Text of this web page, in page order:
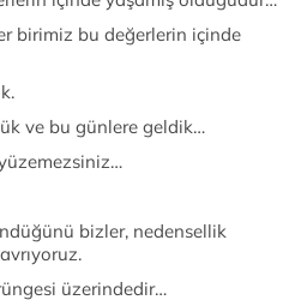
birimiz bu değerlerin içinde
ve bu günlere geldik…
bizler, nedensellik
üzerindedir…